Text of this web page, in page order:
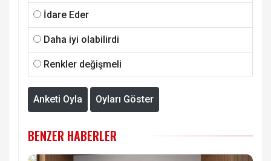
İdare Eder
Daha iyi olabilirdi
Renkler değişmeli
Anketi Oyla Oyları Göster
BENZER HABERLER